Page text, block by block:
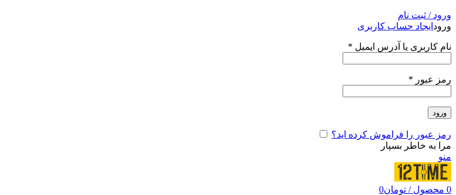
ورود / ثبت نام
ورود ایجاد حساب کاربری
نام کاربری یا آدرس ایمیل *
رمز عبور *
ورود
رمز عبور را فراموش کرده اید؟
مرا به خاطر بسپار
منو
0 محصول / تومان0